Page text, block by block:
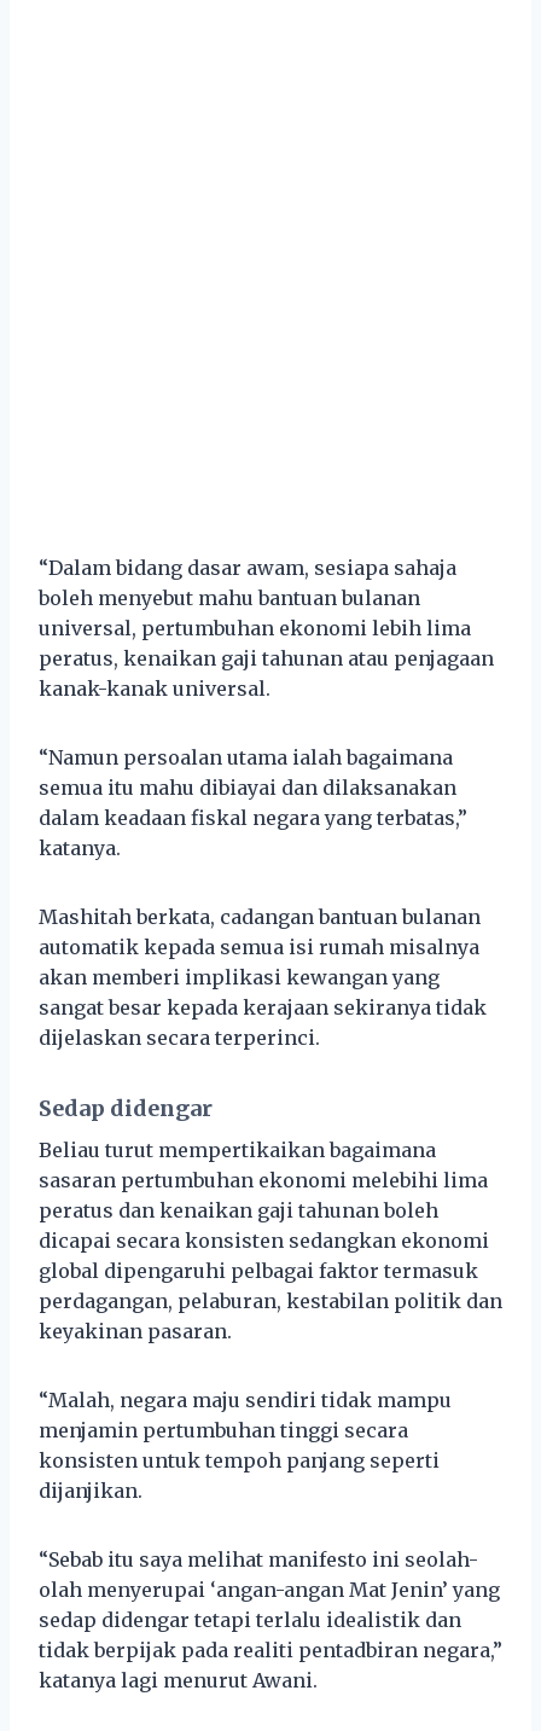
“Dalam bidang dasar awam, sesiapa sahaja
boleh menyebut mahu bantuan bulanan
universal, pertumbuhan ekonomi lebih lima
peratus, kenaikan gaji tahunan atau penjagaan
kanak-kanak universal.
“Namun persoalan utama ialah bagaimana
semua itu mahu dibiayai dan dilaksanakan
dalam keadaan fiskal negara yang terbatas,”
katanya.
Mashitah berkata, cadangan bantuan bulanan
automatik kepada semua isi rumah misalnya
akan memberi implikasi kewangan yang
sangat besar kepada kerajaan sekiranya tidak
dijelaskan secara terperinci.
Sedap didengar
Beliau turut mempertikaikan bagaimana
sasaran pertumbuhan ekonomi melebihi lima
peratus dan kenaikan gaji tahunan boleh
dicapai secara konsisten sedangkan ekonomi
global dipengaruhi pelbagai faktor termasuk
perdagangan, pelaburan, kestabilan politik dan
keyakinan pasaran.
“Malah, negara maju sendiri tidak mampu
menjamin pertumbuhan tinggi secara
konsisten untuk tempoh panjang seperti
dijanjikan.
“Sebab itu saya melihat manifesto ini seolah-
olah menyerupai ‘angan-angan Mat Jenin’ yang
sedap didengar tetapi terlalu idealistik dan
tidak berpijak pada realiti pentadbiran negara,”
katanya lagi menurut Awani.